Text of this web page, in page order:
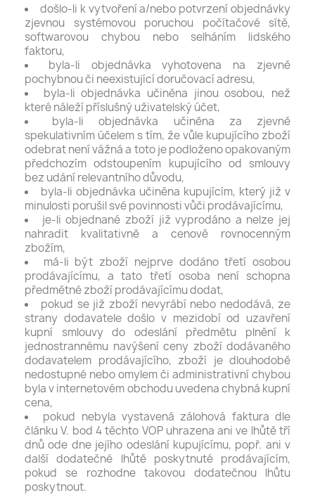
došlo-li k vytvoření a/nebo potvrzení objednávky
zjevnou systémovou poruchou počítačové sítě,
softwarovou chybou nebo selháním lidského
faktoru,
byla-li objednávka vyhotovena na zjevně
pochybnou či neexistující doručovací adresu,
byla-li objednávka učiněna jinou osobou, než
které náleží příslušný uživatelský účet,
byla-li objednávka učiněna za zjevně
spekulativním účelem s tím, že vůle kupujícího zboží
odebrat není vážná a toto je podloženo opakovaným
předchozím odstoupením kupujícího od smlouvy
bez udání relevantního důvodu,
byla-li objednávka učiněna kupujícím, který již v
minulosti porušil své povinnosti vůči prodávajícímu,
je-li objednané zboží již vyprodáno a nelze jej
nahradit kvalitativně a cenově rovnocenným
zbožím,
má-li být zboží nejprve dodáno třetí osobou
prodávajícímu, a tato třetí osoba není schopna
předmětné zboží prodávajícímu dodat,
pokud se již zboží nevyrábí nebo nedodává, ze
strany dodavatele došlo v mezidobí od uzavření
kupní smlouvy do odeslání předmětu plnění k
jednostrannému navýšení ceny zboží dodávaného
dodavatelem prodávajícího, zboží je dlouhodobě
nedostupné nebo omylem či administrativní chybou
byla v internetovém obchodu uvedena chybná kupní
cena,
pokud nebyla vystavená zálohová faktura dle
článku V. bod 4 těchto VOP uhrazena ani ve lhůtě tří
dnů ode dne jejího odeslání kupujícímu, popř. ani v
další dodatečné lhůtě poskytnuté prodávajícím,
pokud se rozhodne takovou dodatečnou lhůtu
poskytnout.